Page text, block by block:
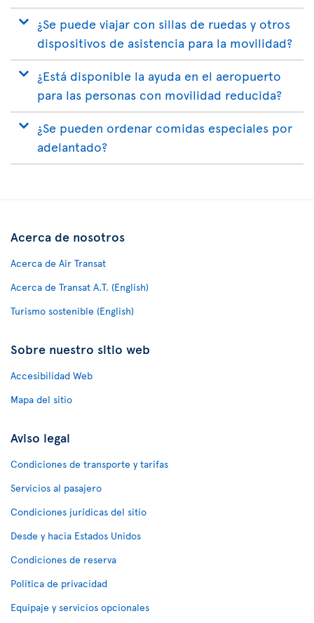
¿Se puede viajar con sillas de ruedas y otros
dispositivos de asistencia para la movilidad?
¿Está disponible la ayuda en el aeropuerto
para las personas con movilidad reducida?
¿Se pueden ordenar comidas especiales por
adelantado?
Acerca de nosotros
Acerca de Air Transat
Acerca de Transat A.T. (English)
Turismo sostenible (English)
Sobre nuestro sitio web
Accesibilidad Web
Mapa del sitio
Aviso legal
Condiciones de transporte y tarifas
Servicios al pasajero
Condiciones jurídicas del sitio
Desde y hacia Estados Unidos
Condiciones de reserva
Política de privacidad
Equipaje y servicios opcionales